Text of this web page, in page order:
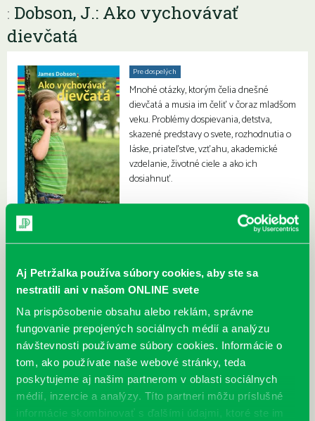
Aj Petržalka používa súbory cookies, aby ste sa
nestratili ani v našom ONLINE svete
Na prispôsobenie obsahu alebo reklám, správne
fungovanie prepojených sociálnych médií a analýzu
návštevnosti používame súbory cookies. Informácie o
tom, ako používate naše webové stránky, teda
poskytujeme aj našim partnerom v oblasti sociálnych
médií, inzercie a analýzy. Títo partneri môžu príslušné
informácie skombinovať s ďalšími údajmi, ktoré ste im
: Dobson, J.: Ako vychovávať
dievčatá
Pre dospelých
Mnohé otázky, ktorým čelia dnešné
dievčatá a musia im čeliť v čoraz mladšom
veku. Problémy dospievania, detstva,
skazené predstavy o svete, rozhodnutia o
láske, priateľstve, vzťahu, akademické
vzdelanie, životné ciele a ako ich
dosiahnuť.